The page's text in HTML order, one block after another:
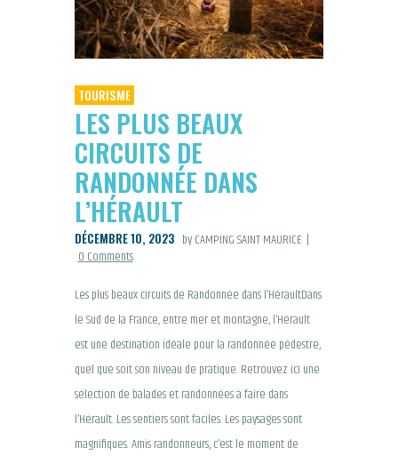
TOURISME
LES PLUS BEAUX
CIRCUITS DE
RANDONNÉE DANS
L’HÉRAULT
DÉCEMBRE 10, 2023 by CAMPING SAINT MAURICE
0Comments
Les plus beaux circuits de Randonnée dans l’HéraultDans
le Sud de la France, entre mer et montagne, l’Hérault
est une destination idéale pour la randonnée pédestre,
quel que soit son niveau de pratique. Retrouvez ici une
sélection de balades et randonnées à faire dans
l’Hérault. Les sentiers sont faciles. Les paysages sont
magnifiques. Amis randonneurs, c’est le moment de